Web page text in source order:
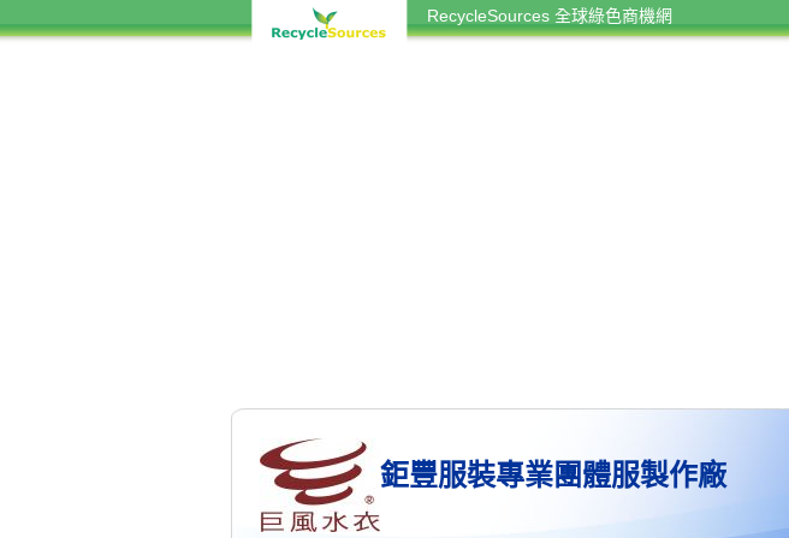
RecycleSources 全球綠色商機網
鉅豐服裝專業團體服製作廠